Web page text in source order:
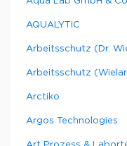
AQUALYTIC
Arbeitsschutz (Dr.
Arbeitsschutz
Arctiko
Argos Technologies